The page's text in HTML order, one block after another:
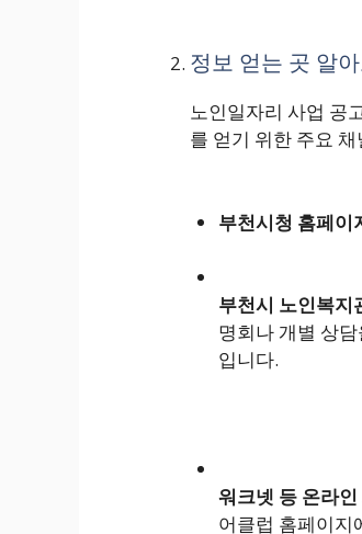
정보 얻는 곳 알
노인일자리 사업 공
를 얻기 위한 주요
부천시청 홈페이
부천시 노인복지
명회나 개별 상
입니다.
워크넷 등 온라
어클럽 홈페이지